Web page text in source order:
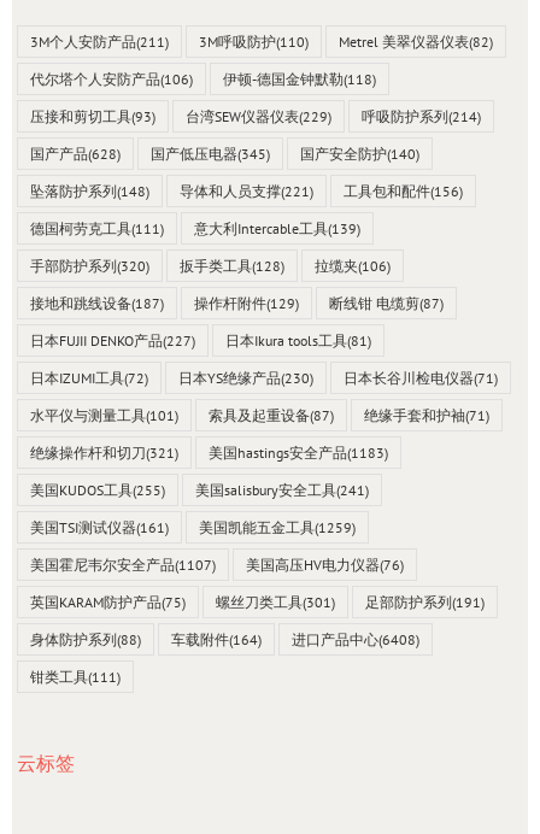
3M个人安防产品(211) 3M呼吸防护(110) Metrel 美翠仪器仪表(82)
代尔塔个人安防产品(106) 伊顿-德国金钟默勒(118)
压接和剪切工具(93) 台湾SEW仪器仪表(229) 呼吸防护系列(214)
国产产品(628) 国产低压电器(345) 国产安全防护(140)
坠落防护系列(148) 导体和人员支撑(221) 工具包和配件(156)
德国柯劳克工具(111) 意大利Intercable工具(139)
手部防护系列(320) 扳手类工具(128) 拉缆夹(106)
接地和跳线设备(187) 操作杆附件(129) 断线钳 电缆剪(87)
日本FUJII DENKO产品(227) 日本Ikura tools工具(81)
日本IZUMI工具(72) 日本YS绝缘产品(230) 日本长谷川检电仪器(71)
水平仪与测量工具(101) 索具及起重设备(87) 绝缘手套和护袖(71)
绝缘操作杆和切刀(321) 美国hastings安全产品(1183)
美国KUDOS工具(255) 美国salisbury安全工具(241)
美国TSI测试仪器(161) 美国凯能五金工具(1259)
美国霍尼韦尔安全产品(1107) 美国高压HV电力仪器(76)
英国KARAM防护产品(75) 螺丝刀类工具(301) 足部防护系列(191)
身体防护系列(88) 车载附件(164) 进口产品中心(6408)
钳类工具(111)
云标签